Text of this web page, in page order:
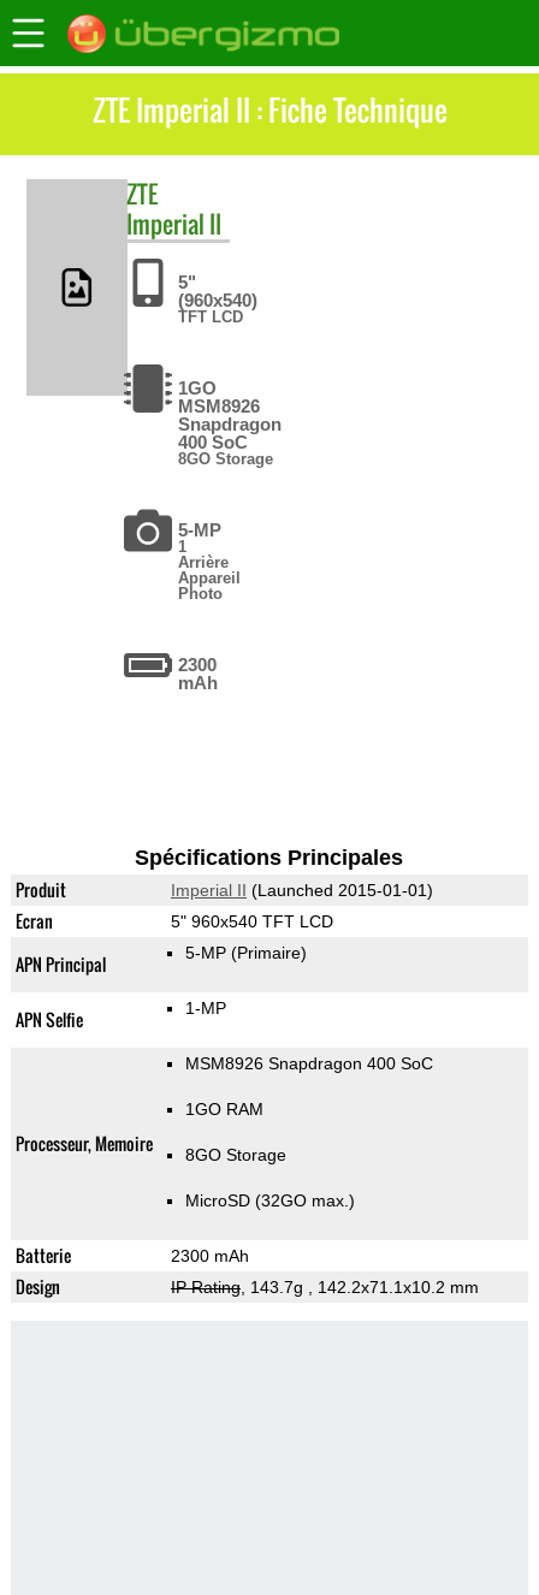
ZTE Imperial II : Fiche Technique
ZTE
Imperial II
5"
(960x540)
TFT LCD
1GO
MSM8926
Snapdragon
400 SoC
8GO Storage
5-MP
1
Arrière
Appareil
Photo
2300
mAh
Spécifications Principales
Produit Imperial II (Launched 2015-01-01)
Ecran 5" 960x540 TFT LCD
APN Principal 5-MP (Primaire)
APN Selfie 1-MP
Processeur, Memoire
MSM8926 Snapdragon 400 SoC
1GO RAM
8GO Storage
MicroSD (32GO max.)
Batterie 2300 mAh
Design IP Rating, 143.7g , 142.2x71.1x10.2 mm